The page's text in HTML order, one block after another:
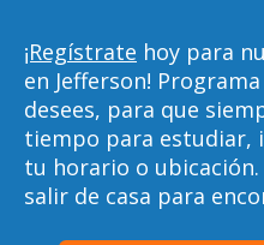
¡Regístrate hoy para
en Jefferson!
desees, para que
tiempo para estudiar,
tu horario o ubicación.
salir de casa para